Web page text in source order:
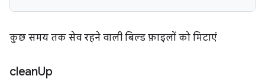
कुछ समय तक सेव रहने वाली बिल्ड फ़ाइलों को मिटाएं
cleanUp